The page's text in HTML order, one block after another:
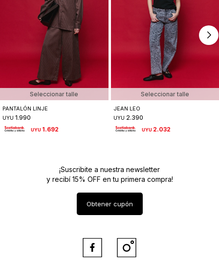
Seleccionar talle
PANTALÓN LINJE
UYU 1.990
UYU 1.692
Seleccionar talle
JEAN LEO
UYU 2.390
UYU 2.032
¡Suscribite a nuestra newsletter
y recibí 15% OFF en tu primera compra!
Obtener cupón
 